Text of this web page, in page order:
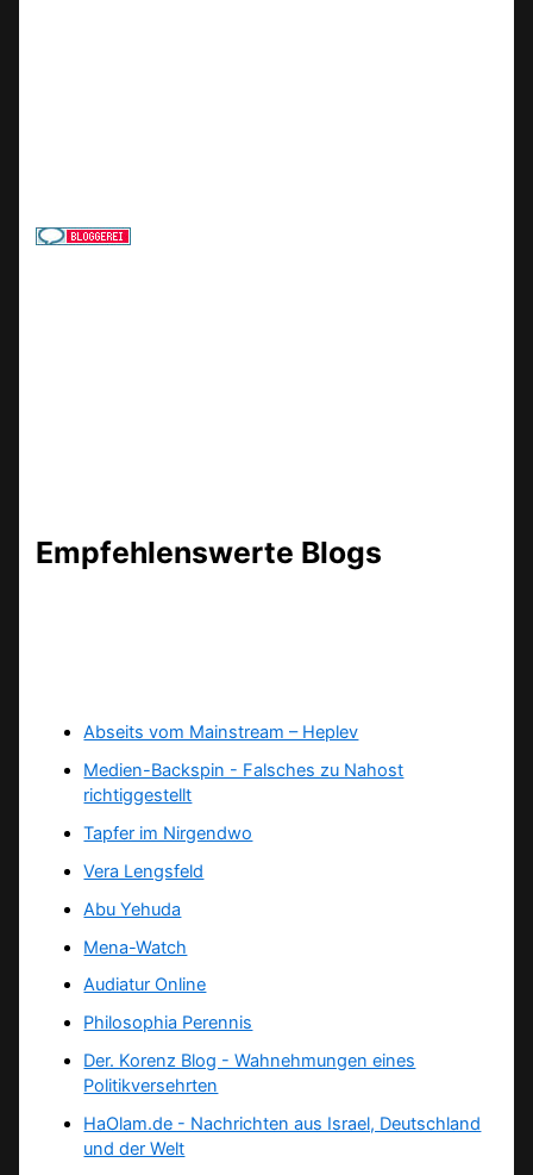
Empfehlenswerte Blogs
Abseits vom Mainstream – Heplev
Medien-Backspin - Falsches zu Nahost
richtiggestellt
Tapfer im Nirgendwo
Vera Lengsfeld
Abu Yehuda
Mena-Watch
Audiatur Online
Philosophia Perennis
Der. Korenz Blog - Wahnehmungen eines
Politikversehrten
HaOlam.de - Nachrichten aus Israel, Deutschland
und der Welt